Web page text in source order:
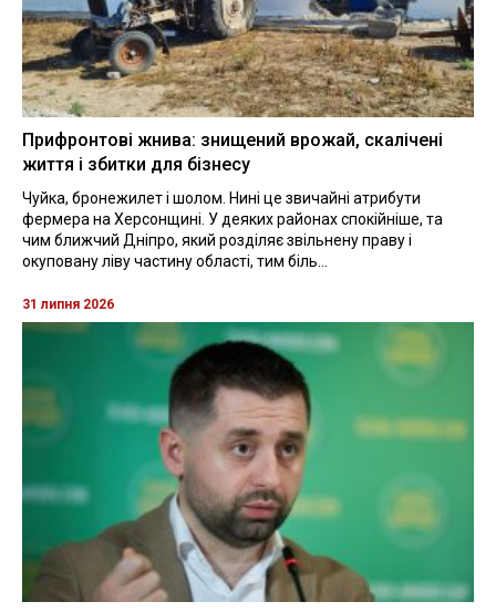
Прифронтові жнива: знищений врожай, скалічені
життя і збитки для бізнесу
Чуйка, бронежилет і шолом. Нині це звичайні атрибути
фермера на Херсонщині. У деяких районах спокійніше, та
чим ближчий Дніпро, який розділяє звільнену праву і
окуповану ліву частину області, тим біль...
31 липня 2026